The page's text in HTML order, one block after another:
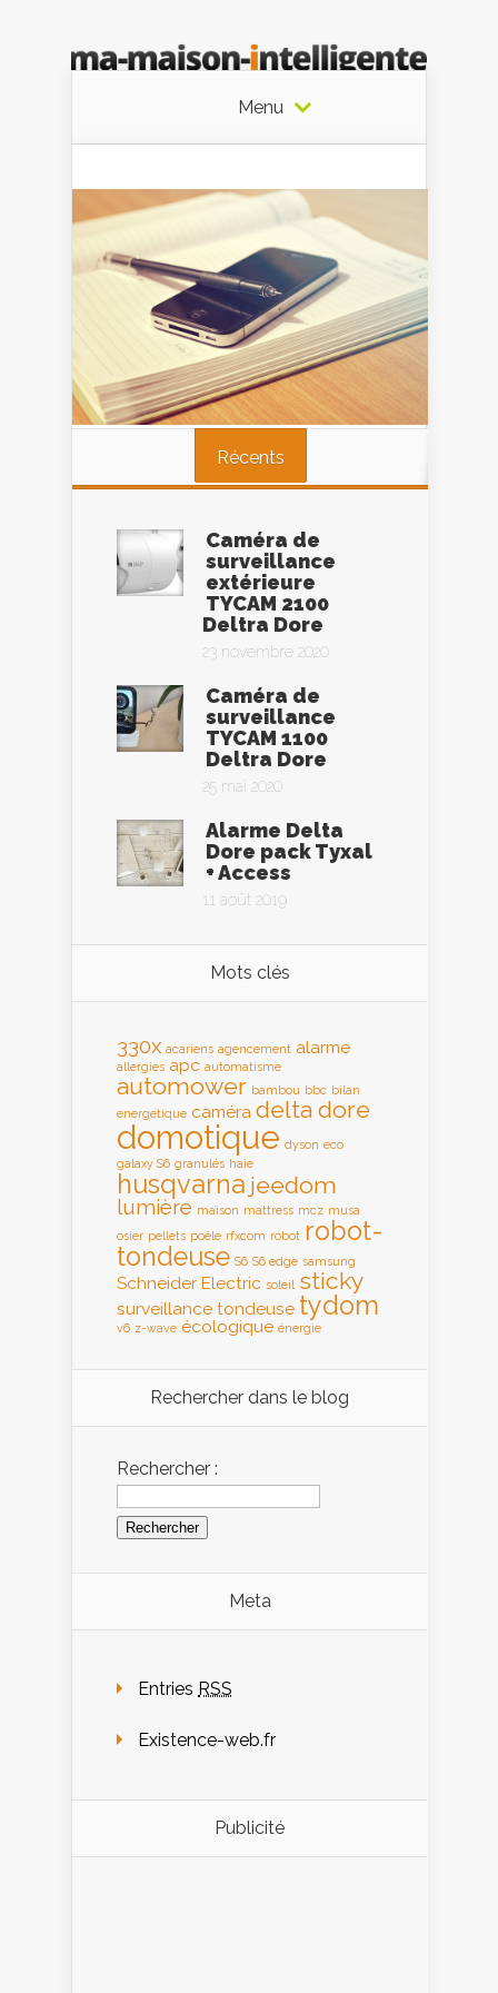
Menu
Récents
Caméra de
surveillance
extérieure
TYCAM 2100
Deltra Dore
23 novembre 2020
Caméra de
surveillance
TYCAM 1100
Deltra Dore
25 mai 2020
Alarme Delta
Dore pack Tyxal
+ Access
11 août 2019
Mots clés
330x acariens agencement alarme
allergies apc automatisme
automower bambou bbc bilan
energetique caméra delta dore
domotique dyson eco
galaxy S6 granulés haie
husqvarna jeedom
lumière maison mattress mcz musa
osier pellets poêle rfxcom robot robot-
tondeuse S6 S6 edge samsung
Schneider Electric soleil sticky
surveillance tondeuse tydom
v6 z-wave écologique énergie
Rechercher dans le blog
Rechercher :
Meta
Entries RSS
Existence-web.fr
Publicité